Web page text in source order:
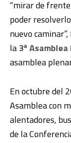
“mirar de
poder
nuevo
la3ª
asamblea
En octubre del
Asamblea con
alentadores,
de la